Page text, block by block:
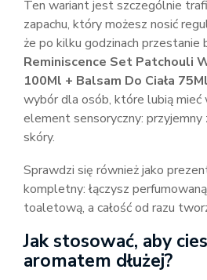
Ten wariant jest szczególnie
zapachu, który możesz nosić
że po kilku godzinach przestanie
Reminiscence Set Patchouli
100Ml + Balsam Do Ciała 75Ml
wybór dla osób, które lubią mieć
element sensoryczny: przyjemny
skóry.
Sprawdzi się również jako
kompletny: łączysz
toaletową, a całość od razu
Jak stosować, aby
aromatem dłużej?